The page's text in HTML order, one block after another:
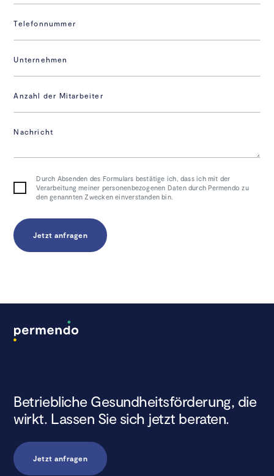
Telefonnummer
Unternehmen
Anzahl der Mitarbeiter
Nachricht
Durch Absenden des Formulars bestätige ich, dass ich mit der
Verarbeitung meiner personenbezogenen Daten durch Permendo zu
den genannten Zwecken einverstanden bin.
Betriebliche Gesundheitsförderung, die
wirkt. Lassen Sie sich jetzt beraten.
Jetzt anfragen